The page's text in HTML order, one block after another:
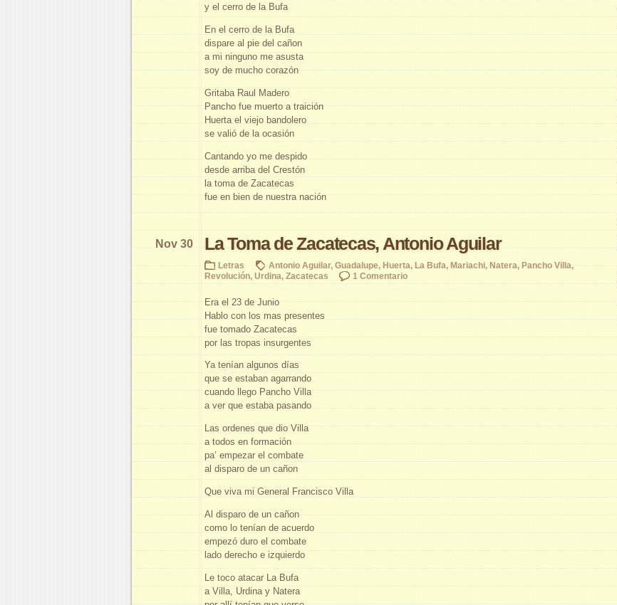
y el cerro de la Bufa
En el cerro de la Bufa
dispare al pie del cañon
a mi ninguno me asusta
soy de mucho corazón
Gritaba Raul Madero
Pancho fue muerto a traición
Huerta el viejo bandolero
se valió de la ocasión
Cantando yo me despido
desde arriba del Crestón
la toma de Zacatecas
fue en bien de nuestra nación
La Toma de Zacatecas, Antonio Aguilar
Nov 30
Letras Antonio Aguilar, Guadalupe Huerta La Bufa Mariachi Natera Pancho Villa
Revolución Urdina Zacatecas 1 Comentario
Era el 23 de Junio
Hablo con los mas presentes
fue tomado Zacatecas
por las tropas insurgentes
Ya tenían algunos días
que se estaban agarrando
cuando llego Pancho Villa
a ver que estaba pasando
Las ordenes que dio Villa
a todos en formación
pa’ empezar el combate
al disparo de un cañon
Que viva mi General Francisco Villa
Al disparo de un cañon
como lo tenían de acuerdo
empezó duro el combate
lado derecho e izquierdo
Le toco atacar La Bufa
a Villa, Urdina y Natera